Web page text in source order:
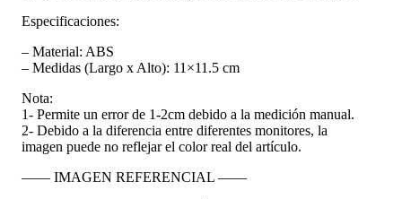
Especificaciones:
– Material: ABS
– Medidas (Largo x Alto): 11×11.5 cm
Nota:
1- Permite un error de 1-2cm debido a la medición manual.
2- Debido a la diferencia entre diferentes monitores, la
imagen puede no reflejar el color real del artículo.
—— IMAGEN REFERENCIAL ——